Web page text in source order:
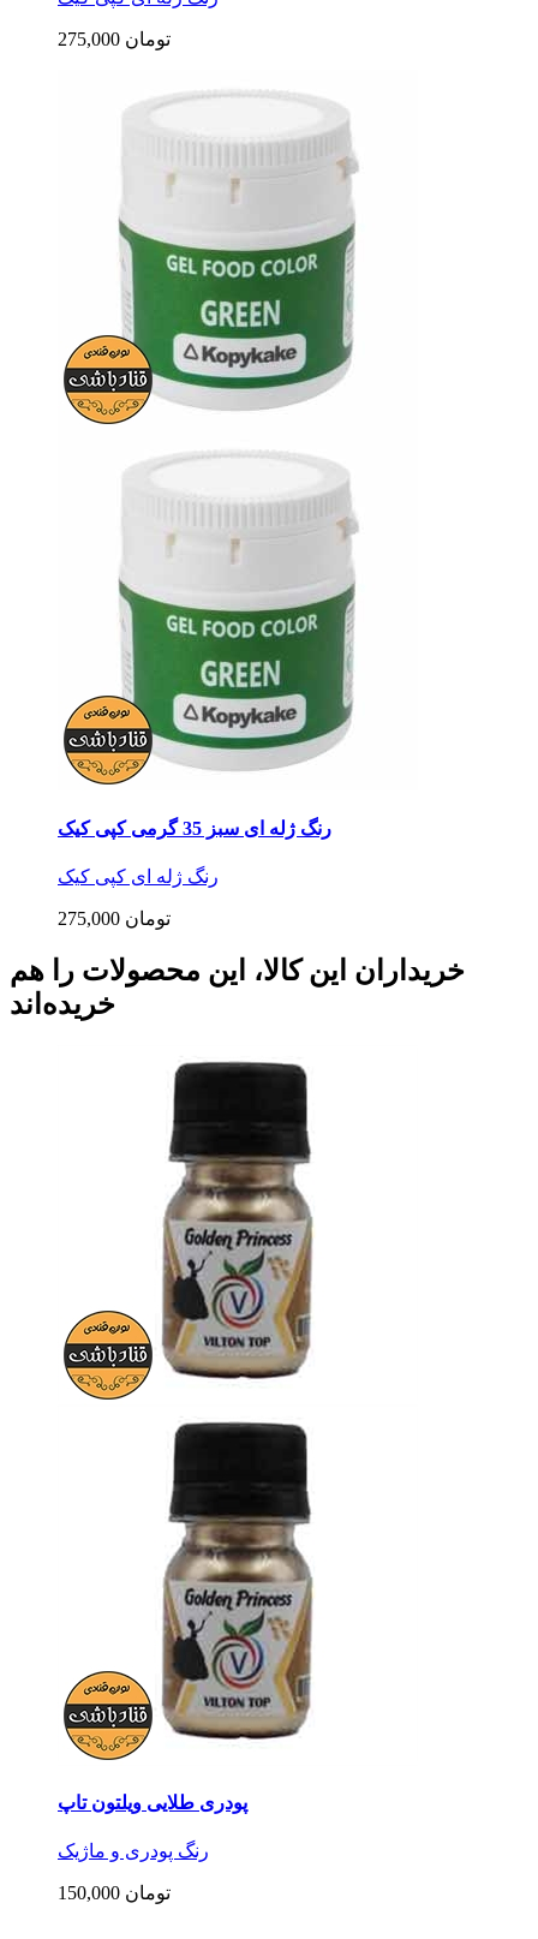
275,000 تومان
رنگ ژله ای سبز 35 گرمی کپی کیک
رنگ ژله ای کپی کیک
275,000 تومان
خریداران این کالا، این محصولات را هم
خریده‌اند
پودری طلایی ویلتون تاپ
رنگ پودری و ماژیک
150,000 تومان